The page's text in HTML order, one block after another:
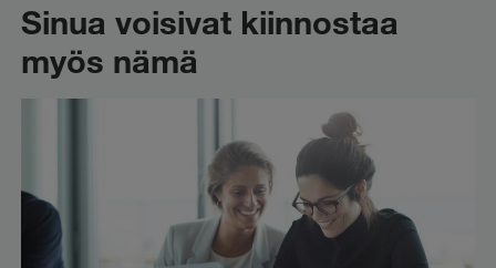
Sinua voisivat kiinnostaa
myös nämä